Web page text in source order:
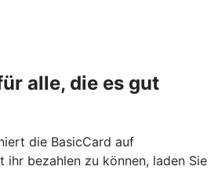
alle, die es gut
die BasicCard auf
ihr bezahlen zu können, laden Sie